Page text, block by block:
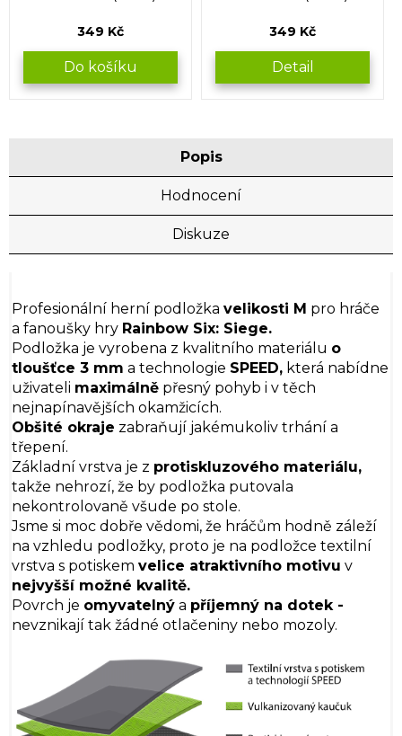
349 Kč
Do košíku
349 Kč
Detail
Popis
Hodnocení
Diskuze
Profesionální herní podložka velikosti M pro hráče
a fanoušky hry Rainbow Six: Siege.
Podložka je vyrobena z kvalitního materiálu o
tloušťce 3 mm a technologie SPEED, která nabídne
uživateli maximálně přesný pohyb i v těch
nejnapínavějších okamžicích.
Obšité okraje zabraňují jakémukoliv trhání a
třepení.
Základní vrstva je z protiskluzového materiálu,
takže nehrozí, že by podložka putovala
nekontrolovaně všude po stole.
Jsme si moc dobře vědomi, že hráčům hodně záleží
na vzhledu podložky, proto je na podložce textilní
vrstva s potiskem velice atraktivního motivu v
nejvyšší možné kvalitě.
Povrch je omyvatelný a příjemný na dotek -
nevznikají tak žádné otlačeniny nebo mozoly.